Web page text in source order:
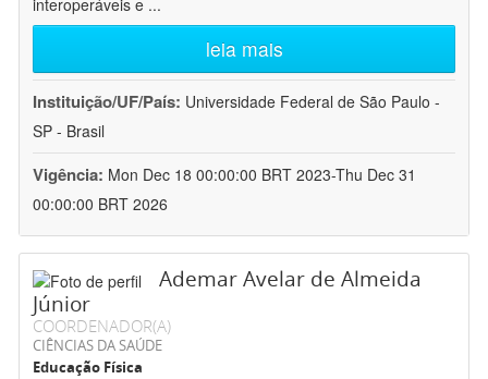
interoperáveis e ...
leia mais
Instituição/UF/País: Universidade Federal de São Paulo -
SP - Brasil
Vigência: Mon Dec 18 00:00:00 BRT 2023-Thu Dec 31
00:00:00 BRT 2026
Ademar Avelar de Almeida
Júnior
COORDENADOR(A)
CIÊNCIAS DA SAÚDE
Educação Física